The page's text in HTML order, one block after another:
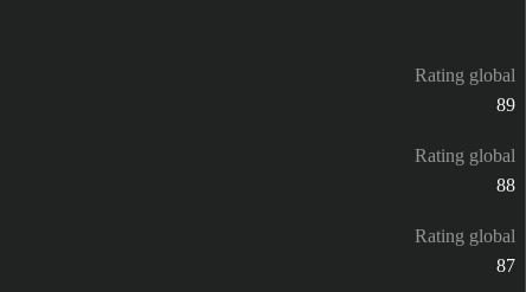
Rating global
89
Rating global
88
Rating global
87